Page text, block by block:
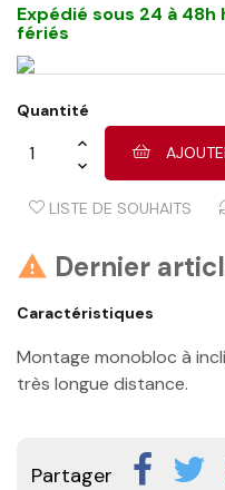
Expédié sous 24 à
fériés
Quantité
LISTE DE SOUHAITS
 Dernier
Caractéristiques
Montage monobloc à
très longue distance.
Partager